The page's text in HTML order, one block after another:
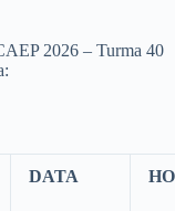
2026 – Turma 40
DATA